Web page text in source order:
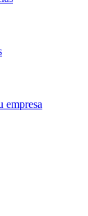
empresa